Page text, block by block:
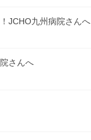
JCHO九州病院さんへ
さんへ